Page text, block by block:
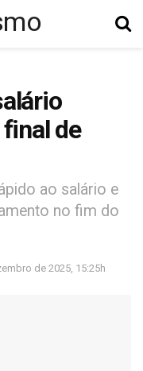
de
ao salário e
no fim do
de 2025, 15:25h